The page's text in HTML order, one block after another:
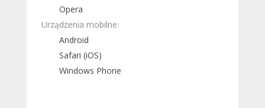
Opera
Urządzenia mobilne:
Android
Safari (iOS)
Windows Phone